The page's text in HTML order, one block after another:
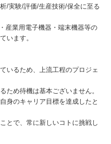
/実験/評価/生産技術/保全に至る
産業用電子機器・端末機器等の
います。
いるため、上流工程のプロジェ
ため待機は基本ございません。
身のキャリア目標を達成したと
とで、常に新しいコトに挑戦し